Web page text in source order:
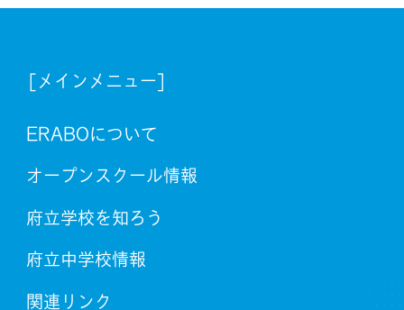
[メインメニュー]
ERABOについて
オープンスクール情報
府立学校を知ろう
府立中学校情報
関連リンク